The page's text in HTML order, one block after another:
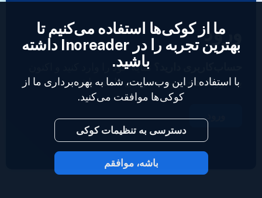
ورود
نمایه خود را وارد کنید و اکنون
به خوراک‌های خود دسترسی داشته باشید.
2023 © Inoreader
ما از کوکی‌ها استفاده می‌کنیم تا
بهترین تجربه را در Inoreader داشته
باشید.
با استفاده از این وب‌سایت، شما به بهره‌برداری ما از
کوکی‌ها موافقت می‌کنید.
دسترسی به تنظیمات کوکی
باشه، موافقم